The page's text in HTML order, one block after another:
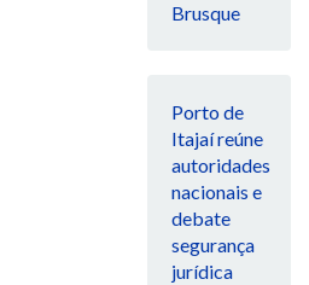
Brusque
Porto de
Itajaí reúne
autoridades
nacionais e
debate
segurança
jurídica